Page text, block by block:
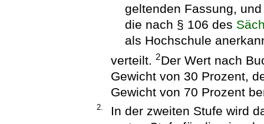
geltenden Fassung,
die nach § 106 des
als Hochschule
verteilt. 2Der Wert nach
Gewicht von 30 Prozent,
Gewicht von 70 Prozent
2.
In der zweiten Stufe wird